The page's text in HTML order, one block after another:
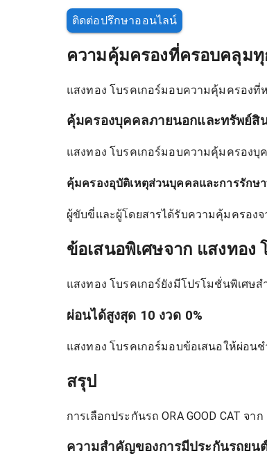
ติดต่อปรึกษาออนไลน์
ความคุ้มครองที่ครอบคลุม
แสงทอง โบรคเกอร์มอบความคุ้มครองที่
คุ้มครองบุคคลภายนอกและทรัพย์สิ
แสงทอง โบรคเกอร์มอบความคุ้มครองบุ
คุ้มครองอุบัติเหตุส่วนบุคคลและการรักษ
ผู้ขับขี่และผู้โดยสารได้รับความคุ้มครอง
ข้อเสนอพิเศษจาก แสงทอง
แสงทอง โบรคเกอร์ยังมีโปรโมชั่นพิเศษส
ผ่อนได้สูงสุด 10 งวด 0%
แสงทอง โบรคเกอร์มอบข้อเสนอให้ผ่อน
สรุป
การเลือกประกันรถ ORA GOOD CAT
ความสำคัญของการมีประกันรถยน